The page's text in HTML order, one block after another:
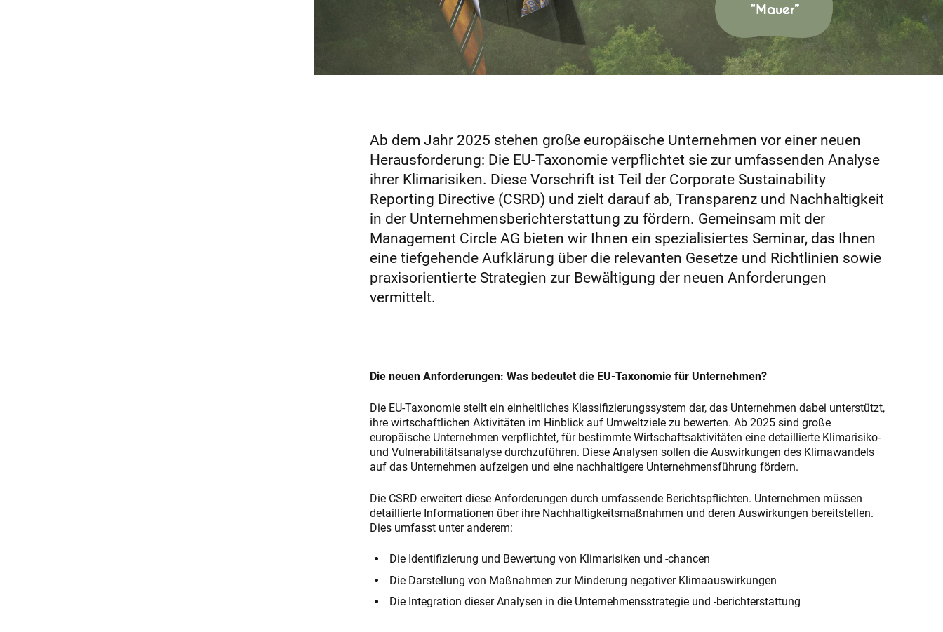
Ab dem Jahr 2025 stehen große europäische Unternehmen vor einer neuen
Herausforderung: Die EU-Taxonomie verpflichtet sie zur umfassenden Analyse
ihrer Klimarisiken. Diese Vorschrift ist Teil der Corporate Sustainability
Reporting Directive (CSRD) und zielt darauf ab, Transparenz und Nachhaltigkeit
in der Unternehmensberichterstattung zu fördern. Gemeinsam mit der
Management Circle AG bieten wir Ihnen ein spezialisiertes Seminar, das Ihnen
eine tiefgehende Aufklärung über die relevanten Gesetze und Richtlinien sowie
praxisorientierte Strategien zur Bewältigung der neuen Anforderungen
vermittelt.
Die neuen Anforderungen: Was bedeutet die EU-Taxonomie für Unternehmen?
Die EU-Taxonomie stellt ein einheitliches Klassifizierungssystem dar, das Unternehmen dabei unterstützt,
ihre wirtschaftlichen Aktivitäten im Hinblick auf Umweltziele zu bewerten. Ab 2025 sind große
europäische Unternehmen verpflichtet, für bestimmte Wirtschaftsaktivitäten eine detaillierte Klimarisiko-
und Vulnerabilitätsanalyse durchzuführen. Diese Analysen sollen die Auswirkungen des Klimawandels
auf das Unternehmen aufzeigen und eine nachhaltigere Unternehmensführung fördern.
Die CSRD erweitert diese Anforderungen durch umfassende Berichtspflichten. Unternehmen müssen
detaillierte Informationen über ihre Nachhaltigkeitsmaßnahmen und deren Auswirkungen bereitstellen.
Dies umfasst unter anderem:
Die Identifizierung und Bewertung von Klimarisiken und -chancen
Die Darstellung von Maßnahmen zur Minderung negativer Klimaauswirkungen
Die Integration dieser Analysen in die Unternehmensstrategie und -berichterstattung